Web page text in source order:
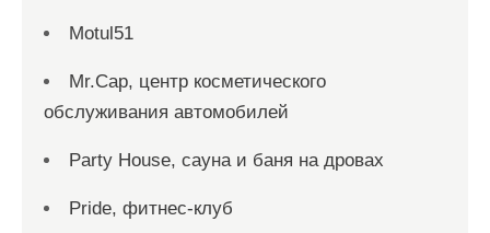
Motul51
Mr.Cap, центр косметического
обслуживания автомобилей
Party House, сауна и баня на дровах
Pride, фитнес-клуб